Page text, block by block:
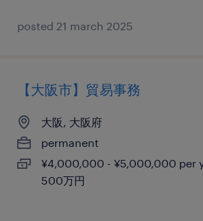
posted 21 march 2025
【大阪市】貿易事務
大阪, 大阪府
permanent
¥4,000,000 - ¥5,000,000 per
500万円